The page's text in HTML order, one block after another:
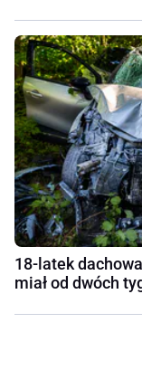
18-latek
miał od dwóch